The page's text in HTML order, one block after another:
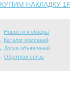
КУПИМ НАКЛАДКУ
Новости и обзоры
Каталог компаний
Доска объявлений
Обратная связь